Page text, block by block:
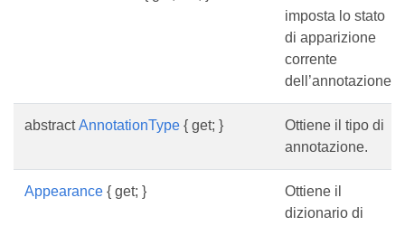
imposta lo stato
di apparizione
corrente
dell’annotazione.
abstractAnnotationType { get; }
Ottiene il tipo di
annotazione.
Appearance { get; }
Ottiene il
dizionario di